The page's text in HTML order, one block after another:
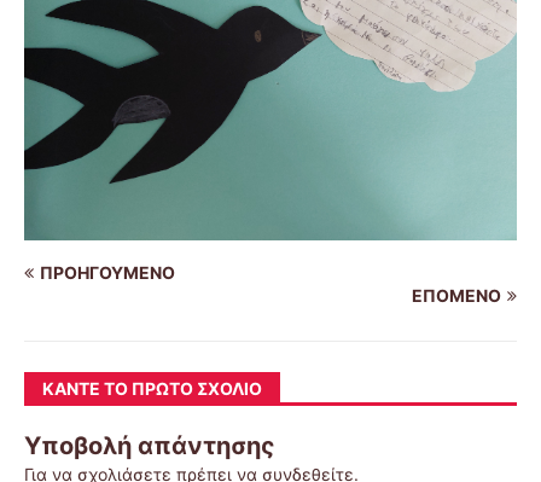
ΠΡΟΗΓΟΎΜΕΝΟ
ΕΠΌΜΕΝΟ
ΚΆΝΤΕ ΤΟ ΠΡΏΤΟ ΣΧΌΛΙΟ
Υποβολή απάντησης
Για να σχολιάσετε πρέπει να συνδεθείτε.